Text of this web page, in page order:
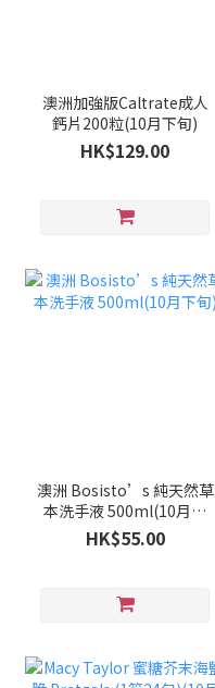
澳洲加強版Caltrate成人
鈣片200粒(10月下旬)
HK$129.00
澳洲 Bosisto’s 純天然草
本洗手液 500ml(10月下
旬)
HK$55.00